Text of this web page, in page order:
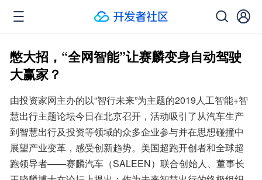
憋大招，“全网智能”让赛麟变身自动驾驶
大赢家？
由投资家网主办的以“智行未来”为主题的2019人工智能+智
慧出行主题论坛今日在北京召开，活动吸引了从汽车生产
到智慧出行及投资等领域的众多企业参与并在思想碰撞中
展望产业变革，感受创新趋势。美国超跑开创者和全球超
跑领导者——赛麟汽车（SALEEN）联合创始人、董事长